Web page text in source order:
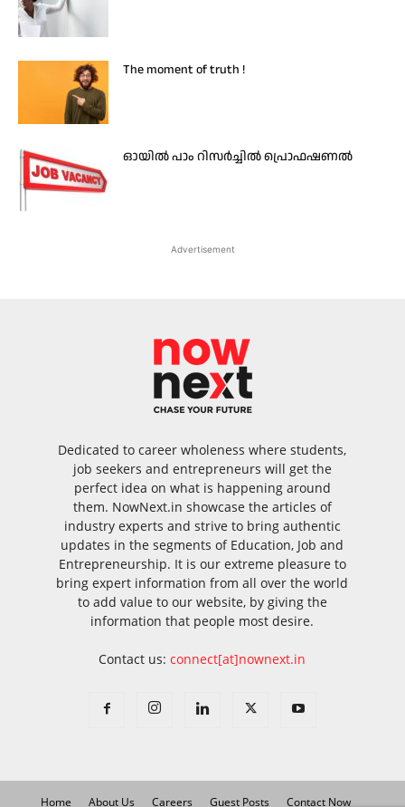
The moment of truth !
ഓയിൽ പാം റിസർച്ചിൽ പ്രൊഫഷണൽ
Advertisement
Dedicated to career wholeness where students,
job seekers and entrepreneurs will get the
perfect idea on what is happening around
them. NowNext.in showcase the articles of
industry experts and strive to bring authentic
updates in the segments of Education, Job and
Entrepreneurship. It is our extreme pleasure to
bring expert information from all over the world
to add value to our website, by giving the
information that people most desire.
Contact us:connect[at]nownext.in
Home About Us Careers Guest Posts Contact Now